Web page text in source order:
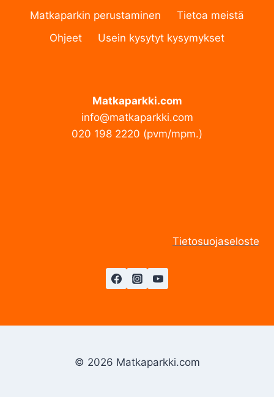
Matkaparkin perustaminen
Tietoa meistä
Ohjeet
Usein kysytyt kysymykset
Matkaparkki.com
info@matkaparkki.com
020 198 2220 (pvm/mpm.)
Tietosuojaseloste
© 2026 Matkaparkki.com